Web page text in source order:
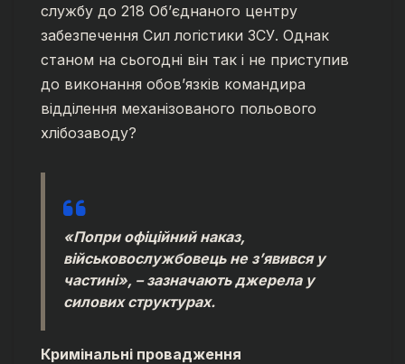
службу до 218 Об’єднаного центру
забезпечення Сил логістики ЗСУ. Однак
станом на сьогодні він так і не приступив
до виконання обов’язків командира
відділення механізованого польового
хлібозаводу?
«Попри офіційний наказ,
військовослужбовець не з’явився у
частині», – зазначають джерела у
силових структурах.
Кримінальні провадження